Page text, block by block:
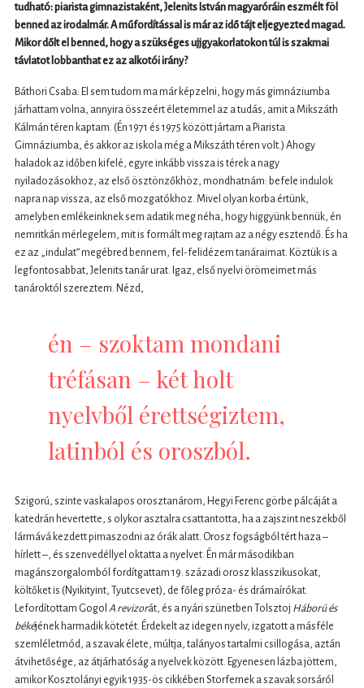
tudható: piarista gimnazistaként, Jelenits István magyaróráin eszmélt föl
benned az irodalmár. A műfordítással is már az idő tájt eljegyezted magad.
Mikor dőlt el benned, hogy a szükséges ujjgyakorlatokon túl is szakmai
távlatot lobbanthat ez az alkotói irány?
Báthori Csaba: El sem tudom ma már képzelni, hogy más gimnáziumba
járhattam volna, annyira összeért életemmel az a tudás, amit a Mikszáth
Kálmán téren kaptam. (Én 1971 és 1975 között jártam a Piarista
Gimnáziumba, és akkor az iskola még a Mikszáth téren volt.) Ahogy
haladok az időben kifelé, egyre inkább vissza is térek a nagy
nyiladozásokhoz, az első ösztönzőkhöz, mondhatnám: befele indulok
napra nap vissza, az első mozgatókhoz. Mivel olyan korba értünk,
amelyben emlékeinknek sem adatik meg néha, hogy higgyünk bennük, én
nemritkán mérlegelem, mit is formált meg rajtam az a négy esztendő. És ha
ez az „indulat” megébred bennem, fel-felidézem tanáraimat. Köztük is a
legfontosabbat, Jelenits tanár urat. Igaz, első nyelvi örömeimet más
tanároktól szereztem. Nézd,
én – szoktam mondani
tréfásan – két holt
nyelvből érettségiztem,
latinból és oroszból.
Szigorú, szinte vaskalapos orosztanárom, Hegyi Ferenc görbe pálcáját a
katedrán hevertette, s olykor asztalra csattantotta, ha a zajszint neszekből
lármává kezdett pimaszodni az órák alatt. Orosz fogságból tért haza –
hírlett –, és szenvedéllyel oktatta a nyelvet. Én már másodikban
magánszorgalomból fordítgattam 19. századi orosz klasszikusokat,
költőket is (Nyikityint, Tyutcsevet), de főleg próza- és drámaírókat.
Lefordítottam Gogol A revizorát, és a nyári szünetben Tolsztoj Háború és
békéjének harmadik kötetét. Érdekelt az idegen nyelv, izgatott a másféle
szemléletmód, a szavak élete, múltja, talányos tartalmi csillogása, aztán
átvihetősége, az átjárhatóság a nyelvek között. Egyenesen lázba jöttem,
amikor Kosztolányi egyik 1935-ös cikkében Storfernek a szavak sorsáról